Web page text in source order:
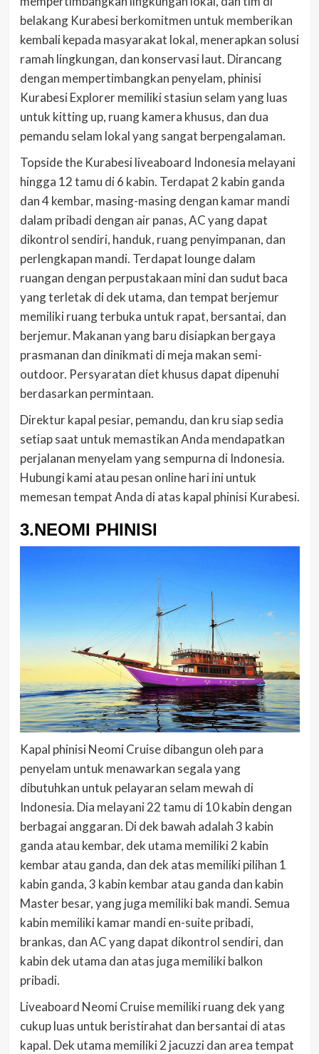
belakang Kurabesi berkomitmen untuk memberikan
kembali kepada masyarakat lokal, menerapkan solusi
ramah lingkungan, dan konservasi laut. Dirancang
dengan mempertimbangkan penyelam, phinisi
Kurabesi Explorer memiliki stasiun selam yang luas
untuk kitting up, ruang kamera khusus, dan dua
pemandu selam lokal yang sangat berpengalaman.
Topside the Kurabesi liveaboard Indonesia melayani
hingga 12 tamu di 6 kabin. Terdapat 2 kabin ganda
dan 4 kembar, masing-masing dengan kamar mandi
dalam pribadi dengan air panas, AC yang dapat
dikontrol sendiri, handuk, ruang penyimpanan, dan
perlengkapan mandi. Terdapat lounge dalam
ruangan dengan perpustakaan mini dan sudut baca
yang terletak di dek utama, dan tempat berjemur
memiliki ruang terbuka untuk rapat, bersantai, dan
berjemur. Makanan yang baru disiapkan bergaya
prasmanan dan dinikmati di meja makan semi-
outdoor. Persyaratan diet khusus dapat dipenuhi
berdasarkan permintaan.
Direktur kapal pesiar, pemandu, dan kru siap sedia
setiap saat untuk memastikan Anda mendapatkan
perjalanan menyelam yang sempurna di Indonesia.
Hubungi kami atau pesan online hari ini untuk
memesan tempat Anda di atas kapal phinisi Kurabesi.
3.NEOMI PHINISI
Kapal phinisi Neomi Cruise dibangun oleh para
penyelam untuk menawarkan segala yang
dibutuhkan untuk pelayaran selam mewah di
Indonesia. Dia melayani 22 tamu di 10 kabin dengan
berbagai anggaran. Di dek bawah adalah 3 kabin
ganda atau kembar, dek utama memiliki 2 kabin
kembar atau ganda, dan dek atas memiliki pilihan 1
kabin ganda, 3 kabin kembar atau ganda dan kabin
Master besar, yang juga memiliki bak mandi. Semua
kabin memiliki kamar mandi en-suite pribadi,
brankas, dan AC yang dapat dikontrol sendiri, dan
kabin dek utama dan atas juga memiliki balkon
pribadi.
Liveaboard Neomi Cruise memiliki ruang dek yang
cukup luas untuk beristirahat dan bersantai di atas
kapal. Dek utama memiliki 2 jacuzzi dan area tempat